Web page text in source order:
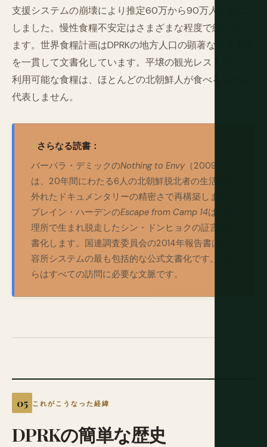
支援システムの崩壊により推定60万から90万人が死亡
しました。慢性食糧不安定はさまざまな程度で続いてい
ます。世界食糧計画はDPRKの地方人口の顕著な栄養失調
を一貫して文書化しています。平壌の観光レストランで
利用可能な食糧は、ほとんどの北朝鮮人が食べるものを
代表しません。
さらなる読書：
バーバラ・デミックのNothing to Envy（2009）
は、20年間にわたる6人の北朝鮮脱北者の生活を並
外れたドキュメンタリーの精密さで再構築します。
ブレイン・ハーデンのEscape from Camp 14は、管
理所で生まれ脱走したシン・ドンヒョクの証言を文
書化します。国連調査委員会の2014年報告書は収
容所システムの最も包括的な公式文書化です。これ
らはすべての訪問に必要な文脈です。
これがこうなった経緯
DPRKの簡単な歴史